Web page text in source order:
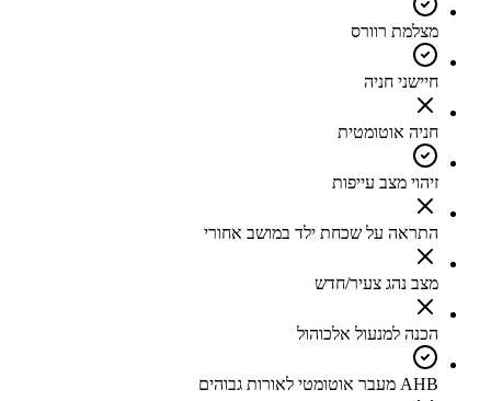
מצלמת רוורס
חיישני חניה
חניה אוטומטית
זיהוי מצב עייפות
התראה על שכחת ילד במושב אחורי
מצב נהג צעיר/חדש
הכנה למנעול אלכוהול
AHB מעבר אוטומטי לאורות גבוהים